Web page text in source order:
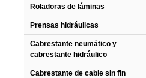
Roladoras de láminas
Prensas hidráulicas
Cabrestante neumático y
cabrestante hidráulico
Cabrestante de cable sin fin